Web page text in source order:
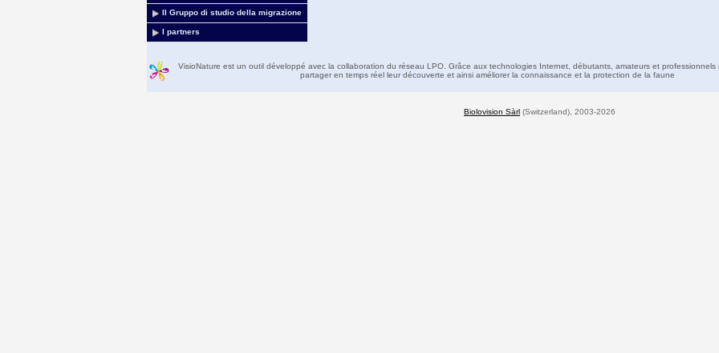
Il Gruppo di studio della migrazione
I partners
VisioNature est un outil développé avec la collaboration du réseau LPO. Grâce aux technologies Internet, débutants, amateurs et professionnels
partager en temps réel leur découverte et ainsi améliorer la connaissance et la protection de la faune
Biolovision Sàrl (Switzerland), 2003-2026